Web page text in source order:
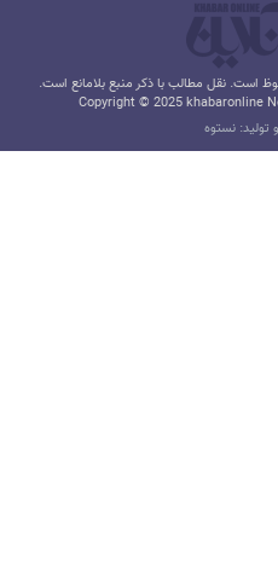
است. نقل مطالب با ذکر منبع بلامانع است.
Copyright © 2025 khabaronline
تولید: نستوه